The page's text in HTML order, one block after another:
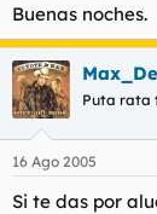
Buenas noches.
Puta rata
16 Ago 2005
Si te das por